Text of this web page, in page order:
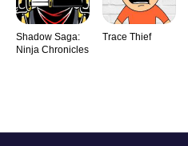
Shadow Saga:
Ninja Chronicles
Trace Thief